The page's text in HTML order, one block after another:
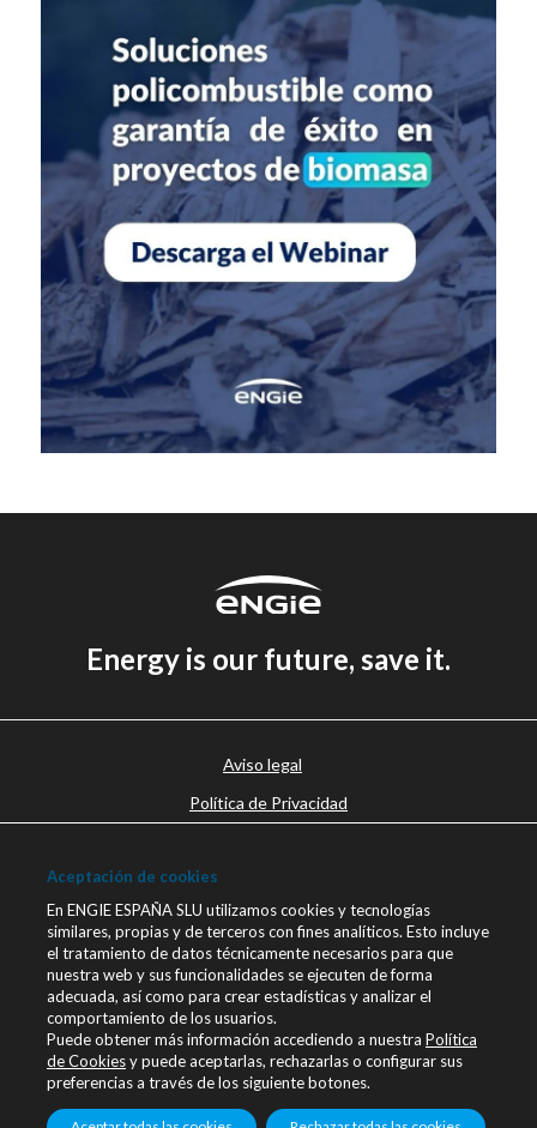
Energy is our future, save it.
Aviso legal
Política de Privacidad
Únete a nosotros
Blog ENGIE
Sala de Prensa
Contacto
engie.com
Linkedin
Aceptación de cookies
En ENGIE ESPAÑA SLU utilizamos cookies y tecnologías
similares, propias y de terceros con fines analíticos. Esto incluye
el tratamiento de datos técnicamente necesarios para que
nuestra web y sus funcionalidades se ejecuten de forma
adecuada, así como para crear estadísticas y analizar el
comportamiento de los usuarios.
Puede obtener más información accediendo a nuestra Política
de Cookiesy puede aceptarlas, rechazarlas o configurar sus
preferencias a través de los siguiente botones.